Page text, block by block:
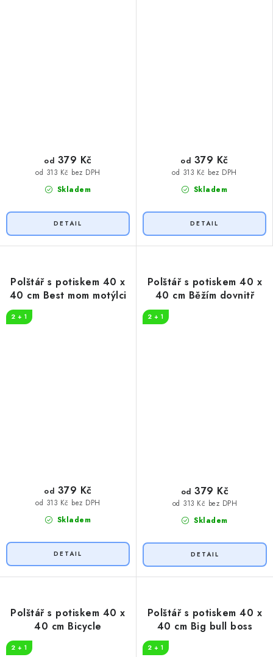
Skladem
od 313 Kč bez DPH
od 379 Kč
Skladem
od 313 Kč bez DPH
od 379 Kč
Polštář s potiskem 40 x
40 cm Best mom motýlci
2 + 1
Skladem
od 313 Kč bez DPH
od 379 Kč
Polštář s potiskem 40 x
40 cm Běžím dovnitř
2 + 1
Skladem
od 313 Kč bez DPH
od 379 Kč
Polštář s potiskem 40 x
40 cm Bicycle
2 + 1
Polštář s potiskem 40 x
40 cm Big bull boss
2 + 1